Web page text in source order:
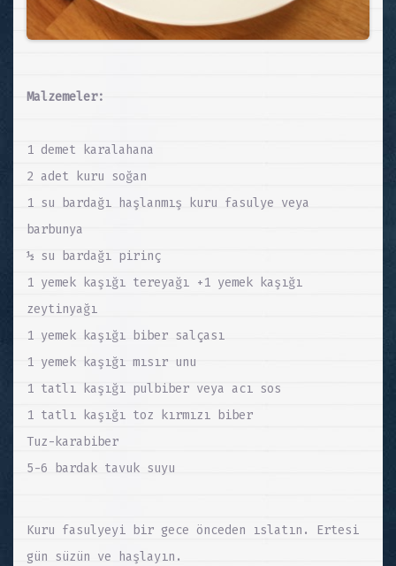
Malzemeler:
1 demet karalahana
2 adet kuru soğan
1 su bardağı haşlanmış kuru fasulye veya
barbunya
½ su bardağı pirinç
1 yemek kaşığı tereyağı +1 yemek kaşığı
zeytinyağı
1 yemek kaşığı biber salçası
1 yemek kaşığı mısır unu
1 tatlı kaşığı pulbiber veya acı sos
1 tatlı kaşığı toz kırmızı biber
Tuz-karabiber
5-6 bardak tavuk suyu
Kuru fasulyeyi bir gece önceden ıslatın. Ertesi
gün süzün ve haşlayın.